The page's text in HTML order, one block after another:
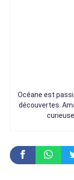
Océane est
découvertes.